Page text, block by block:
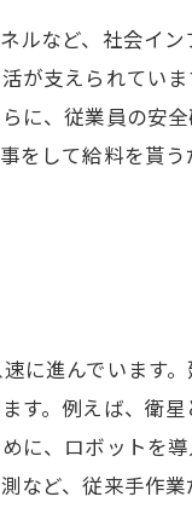
ルなど、社会イ
が支えられてい
に、従業員の安
をして給料を貰
進んでいます
。例えば、衛
に、ロボットを
など、従来手作